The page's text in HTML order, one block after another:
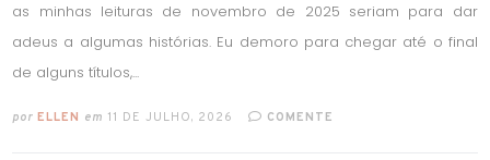
as minhas leituras de novembro de 2025 seriam para dar
adeus a algumas histórias. Eu demoro para chegar até o final
de alguns títulos,...
por ELLEN em 11 DE JULHO, 2026 COMENTE